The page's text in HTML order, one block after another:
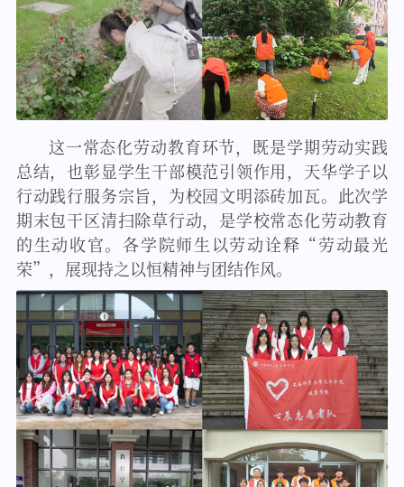
这一常态化劳动教育环节，既是学期劳动实践
总结，也彰显学生干部模范引领作用，天华学子以
行动践行服务宗旨，为校园文明添砖加瓦。此次学
期末包干区清扫除草行动，是学校常态化劳动教育
的生动收官。各学院师生以劳动诠释“劳动最光
荣”，展现持之以恒精神与团结作风。